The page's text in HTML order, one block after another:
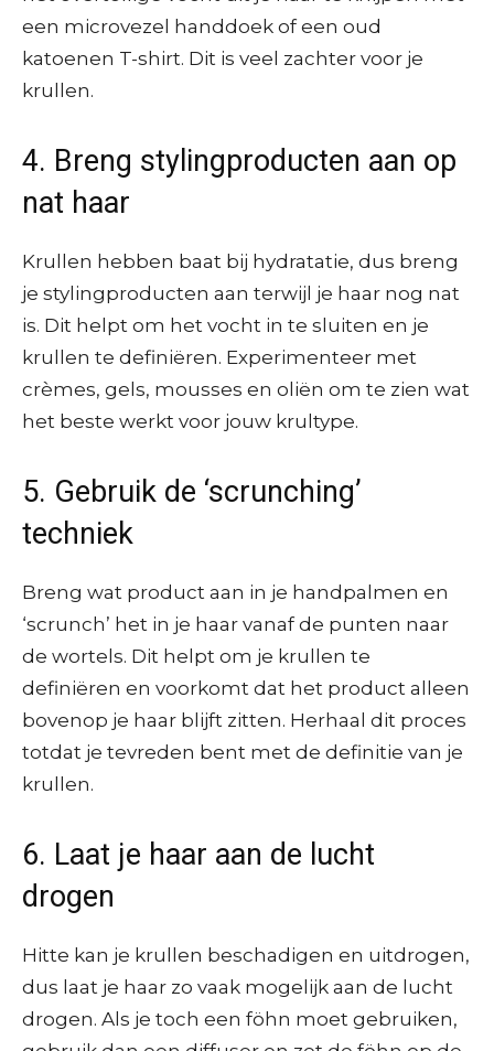
een microvezel handdoek of een oud
katoenen T-shirt. Dit is veel zachter voor je
krullen.
4. Breng stylingproducten aan op
nat haar
Krullen hebben baat bij hydratatie, dus breng
je stylingproducten aan terwijl je haar nog nat
is. Dit helpt om het vocht in te sluiten en je
krullen te definiëren. Experimenteer met
crèmes, gels, mousses en oliën om te zien wat
het beste werkt voor jouw krultype.
5. Gebruik de ‘scrunching’
techniek
Breng wat product aan in je handpalmen en
‘scrunch’ het in je haar vanaf de punten naar
de wortels. Dit helpt om je krullen te
definiëren en voorkomt dat het product alleen
bovenop je haar blijft zitten. Herhaal dit proces
totdat je tevreden bent met de definitie van je
krullen.
6. Laat je haar aan de lucht
drogen
Hitte kan je krullen beschadigen en uitdrogen,
dus laat je haar zo vaak mogelijk aan de lucht
drogen. Als je toch een föhn moet gebruiken,